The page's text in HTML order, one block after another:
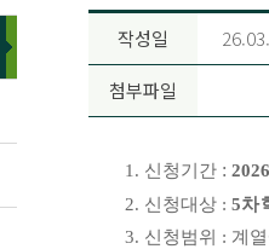
작성일
첨부파일
1. 신청기간 :
2. 신청대상 : 5차
3. 신청범위 : 계